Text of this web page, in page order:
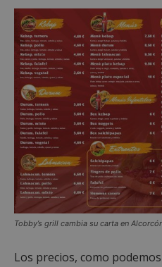
Tobby’s grill cambia su carta en
Los precios, como